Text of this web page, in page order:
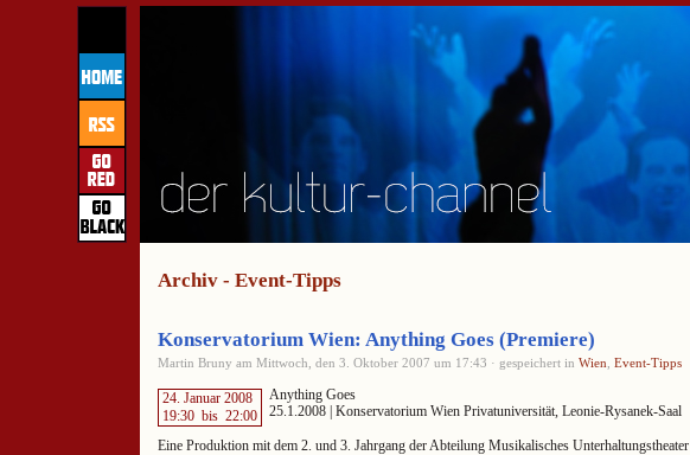
Archiv - Event-Tipps
Konservatorium Wien: Anything Goes (Premiere)
Martin Bruny am Mittwoch, den 3. Oktober 2007 um 17:43 · gespeichert in Wien Event-Tipps
24. Januar 2008
19:30 bis 22:00
Anything Goes
25.1.2008 | Konservatorium Wien Privatuniversität, Leonie-Rysanek-Saal
Eine Produktion mit dem 2. und 3. Jahrgang der Abteilung Musikalisches Unterhaltungstheater